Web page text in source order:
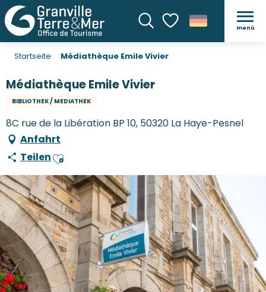
SucheVoir les favoris
menü
Startseite Médiathèque Emile Vivier
Médiathèque Emile Vivier
BIBLIOTHEK / MEDIATHEK
8C rue de la Libération BP 10, 50320 La Haye-Pesnel
Anfahrt
TeilenAjouter aux favoris